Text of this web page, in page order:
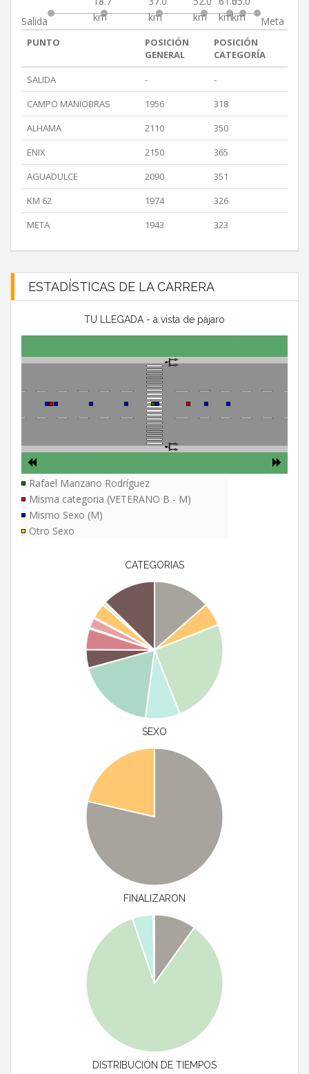
Salida
km
km
km
kmkm
Meta
PUNTO
POSICIÓN
GENERAL
POSICIÓN
CATEGORÍA
SALIDA
-
-
CAMPO MANIOBRAS
1956
318
ALHAMA
2110
350
ENIX
2150
365
AGUADULCE
2090
351
KM 62
1974
326
META
1943 323
ESTADÍSTICAS DE LA CARRERA
TU LLEGADA - a vista de pájaro
Rafael Manzano Rodríguez
Misma categoria (VETERANO B - M)
Mismo Sexo (M)
Otro Sexo
CATEGORIAS
SEXO
FINALIZARON
DISTRIBUCIÓN DE TIEMPOS